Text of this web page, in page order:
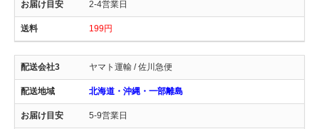
2-4営業日
199円
ヤマト運輸 / 佐川急便
北海道・沖縄・一部離島
5-9営業日